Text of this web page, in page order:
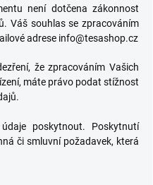
není dotčena zákonnost
Váš souhlas se zpracováním
adrese info@tesashop.cz
že zpracováním Vašich
máte právo podat stížnost
poskytnout. Poskytnutí
či smluvní požadavek, která